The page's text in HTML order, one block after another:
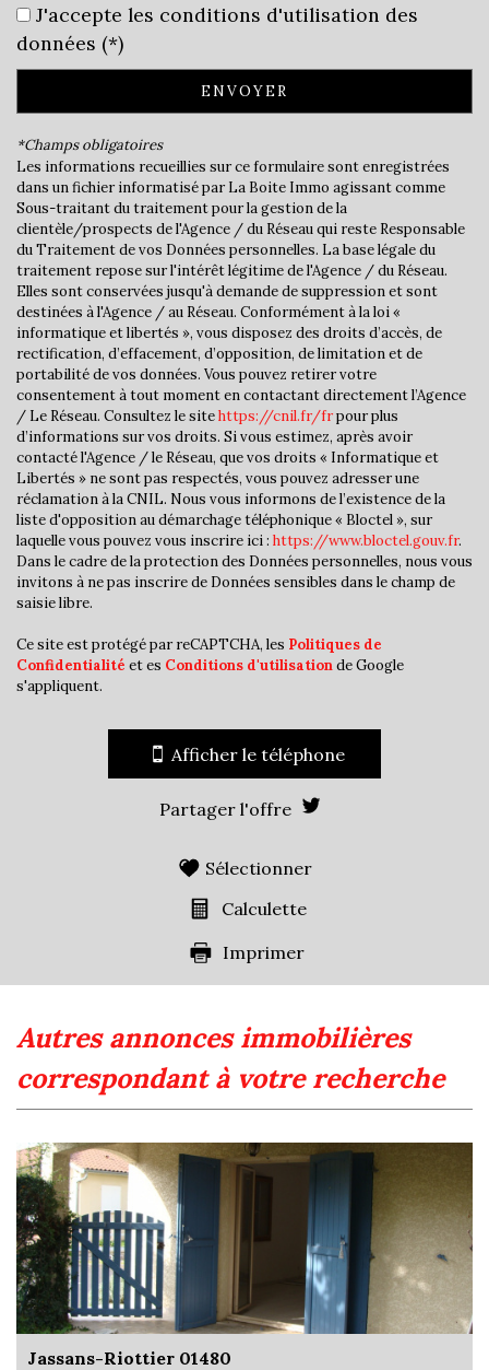
École primaire
Presse et Tabac
statistiques
Nombre d'habitants
6 306
Propriétaires (vs. locataires)
Taxe habitation
13,10 %
Taxe foncière
20,64 %
Habitants de moins de 25 ans
Habitants de 25 à 55 ans
39,04 %
Habitants de plus de 55 ans
28,08 %
Nombre d'enfants par famille
Familles sans enfant
43,02 %
Familles avec 1 ou 2 enfants
Maisons
Appartements
42,70 %
J'accepte les conditions d'utilisation des
données (*)
ENVOYER
*Champs obligatoires
Les informations recueillies sur ce formulaire sont enregistrées
dans un fichier informatisé par La Boite Immo agissant comme
Sous-traitant du traitement pour la gestion de la
clientèle/prospects de l'Agence / du Réseau qui reste Responsable
du Traitement de vos Données personnelles. La base légale du
traitement repose sur l'intérêt légitime de l'Agence / du Réseau.
Elles sont conservées jusqu'à demande de suppression et sont
destinées à l'Agence / au Réseau. Conformément à la loi «
informatique et libertés », vous disposez des droits d’accès, de
rectification, d’effacement, d’opposition, de limitation et de
portabilité de vos données. Vous pouvez retirer votre
consentement à tout moment en contactant directement l’Agence
/ Le Réseau. Consultez le sitehttps://cnil.fr/frpour plus
d’informations sur vos droits. Si vous estimez, après avoir
contacté l'Agence / le Réseau, que vos droits « Informatique et
Libertés » ne sont pas respectés, vous pouvez adresser une
réclamation à la CNIL. Nous vous informons de l’existence de la
liste d'opposition au démarchage téléphonique « Bloctel », sur
laquelle vous pouvez vous inscrire ici : https://www.bloctel.gouv.fr.
Dans le cadre de la protection des Données personnelles, nous vous
invitons à ne pas inscrire de Données sensibles dans le champ de
saisie libre.
Ce site est protégé par reCAPTCHA, les Politiques de
Confidentialité et es Conditions d'utilisationde Google
s'appliquent.
Afficher le téléphone
Partager l'offre
Sélectionner
Calculette
Imprimer
autres annonces immobilières
correspondant à votre recherche
Jassans-Riottier 01480